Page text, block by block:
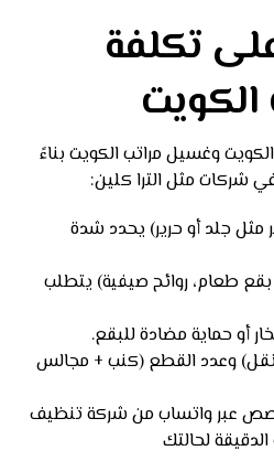
تكلفة
وغسيل مراتب الكويت بناءً
شركات مثل الترا كلين:
جلد أو حرير) يحدد شدة
بقع طعام، روائح صيفية) يتطلب
أو حماية مضادة للبقع.
نقل) وعدد القطع (كنب + مجالس
عبرواتساب من شركة تنظيف
لحالتك